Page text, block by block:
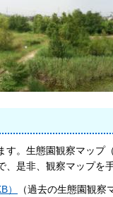
。生態園観察マッ
是非、観察マップを
） （過去の生態園観